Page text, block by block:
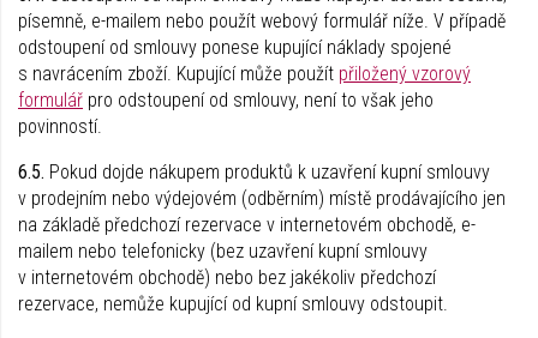
písemně, e-mailem nebo použít webový formulář níže. V případě
odstoupení od smlouvy ponese kupující náklady spojené
s navrácením zboží. Kupující může použít přiložený vzorový
formulář pro odstoupení od smlouvy, není to však jeho
povinností.
6.5. Pokud dojde nákupem produktů k uzavření kupní smlouvy
v prodejním nebo výdejovém (odběrním) místě prodávajícího jen
na základě předchozí rezervace v internetovém obchodě, e-
mailem nebo telefonicky (bez uzavření kupní smlouvy
v internetovém obchodě) nebo bez jakékoliv předchozí
rezervace, nemůže kupující od kupní smlouvy odstoupit.